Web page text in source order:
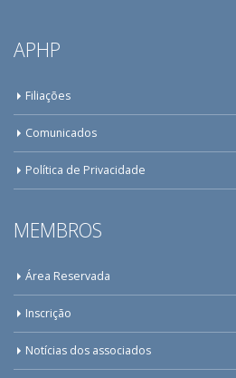
APHP
Filiações
Comunicados
Política de Privacidade
MEMBROS
Área Reservada
Inscrição
Notícias dos associados